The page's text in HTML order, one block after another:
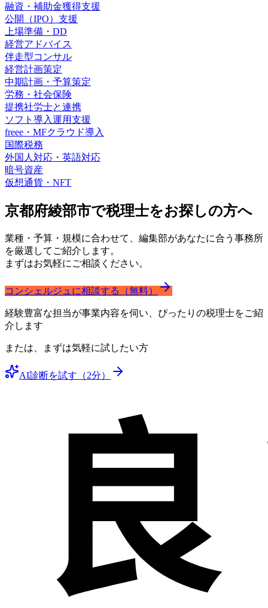
融資・補助金獲得支援
公開（IPO）支援
上場準備・DD
経営アドバイス
伴走型コンサル
経営計画策定
中期計画・予算策定
労務・社会保険
提携社労士と連携
ソフト導入運用支援
freee・MFクラウド導入
国際税務
外国人対応・英語対応
暗号資産
仮想通貨・NFT
京都府綾部市で税理士をお探しの方へ
業種・予算・規模に合わせて、編集部があなたに合う事務所
を厳選してご紹介します。
まずはお気軽にご相談ください。
コンシェルジュに相談する（無料）
経験豊富な担当が事業内容を伺い、ぴったりの税理士をご紹
介します
または、まずは気軽に試したい方
AI診断を試す（2分）